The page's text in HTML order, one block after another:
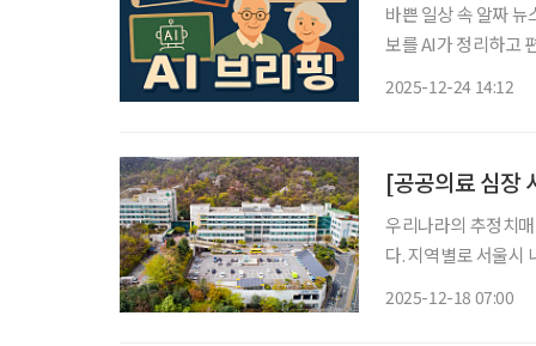
바쁜 일상 속 알짜
보를 AI가 정리하고 편집국 기자
2025-12-24 14:12
[공공의료 심장
우리나라의 추정치
다. 지역별로 서울시
2025-12-18 07:00